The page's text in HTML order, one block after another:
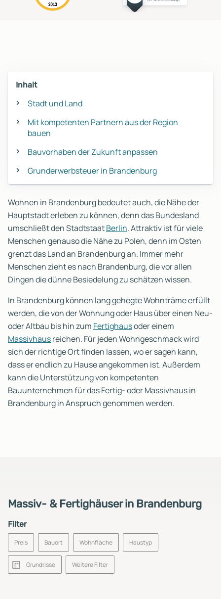
Inhalt
Stadt und Land
Mit kompetenten Partnern aus der Region
bauen
Bauvorhaben der Zukunft anpassen
Grunderwerbsteuer in Brandenburg
Wohnen in Brandenburg bedeutet auch, die Nähe der
Hauptstadt erleben zu können, denn das Bundesland
umschließt den StadtstaatBerlin. Attraktiv ist für viele
Menschen genauso die Nähe zu Polen, denn im Osten
grenzt das Land an Brandenburg an. Immer mehr
Menschen zieht es nach Brandenburg, die vor allen
Dingen die dünne Besiedelung zu schätzen wissen.
In Brandenburg können lang gehegte Wohnträme erfüllt
werden, die von der Wohnung oder Haus über einen Neu-
oder Altbau bis hin zum Fertighausoder einem
Massivhausreichen. Für jeden Wohngeschmack wird
sich der richtige Ort finden lassen, wo er sagen kann,
dass er endlich zu Hause angekommen ist. Außerdem
kann die Unterstützung von kompetenten
Bauunternehmen für das Fertig- oder Massivhaus in
Brandenburg in Anspruch genommen werden.
Massiv- & Fertighäuser in Brandenburg
Filter
Preis Bauort Wohnfläche Haustyp
Grundrisse Weitere Filter